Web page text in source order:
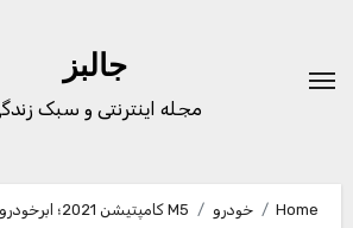
content
جالبز
مجله اینترنتی و سبک
Home خودرو M5 کامپتیشن 2021؛ ابرخودرویی در لباس سدان!